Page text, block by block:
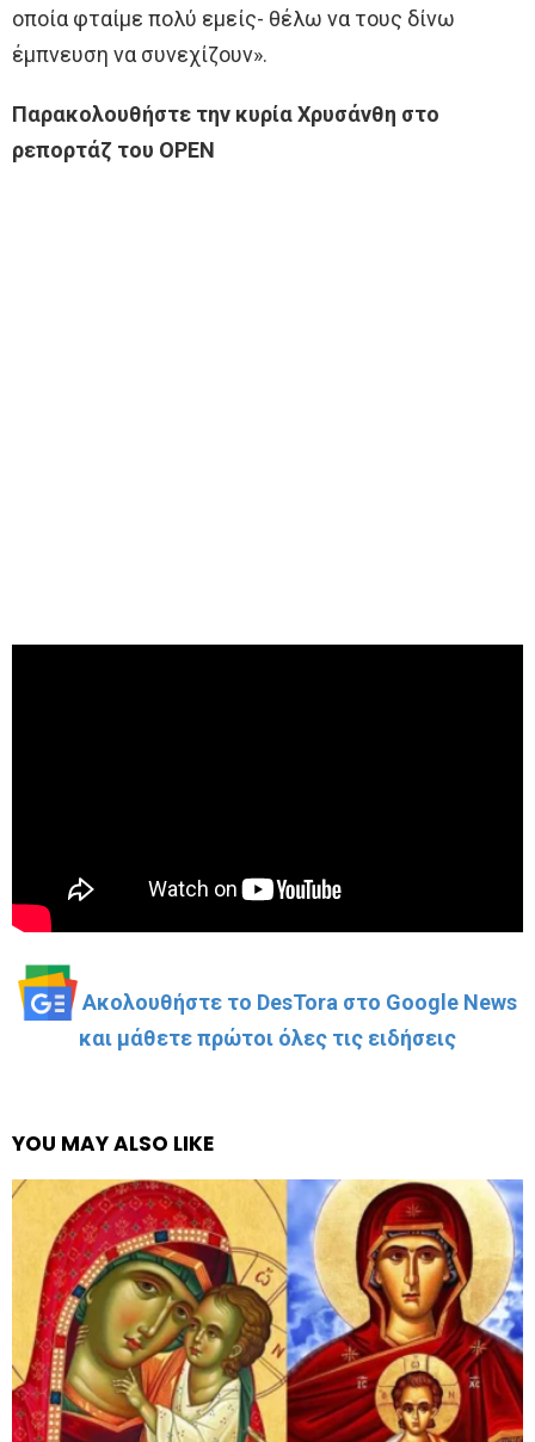
οποία φταίμε πολύ εμείς- θέλω να τους δίνω
έμπνευση να συνεχίζουν».
Παρακολουθήστε την κυρία Χρυσάνθη στο
ρεπορτάζ του OPEN
Ακολουθήστε το DesTora στο Google News
και μάθετε πρώτοι όλες τις ειδήσεις
YOU MAY ALSO LIKE